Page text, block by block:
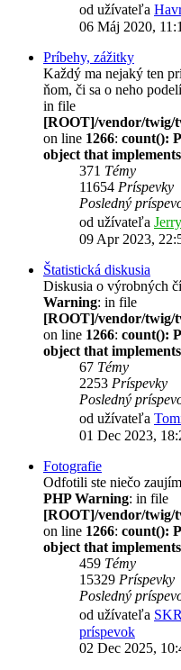
od užívateľa
06 Máj 2020,
Príbehy, zážitky
Každý ma nejaký ten
ňom, či sa o neho
in file
[ROOT]/vendor/twig/
on line 1266: count():
object that
371 Témy
11654 Príspevky
Posledný
od užívateľa Jerry
09 Apr 2023,
Štatistická diskusia
Diskusia o výrobných
Warning: in file
[ROOT]/vendor/twig/
on line 1266: count():
object that
67 Témy
2253 Príspevky
Posledný
od užívateľa
01 Dec 2023,
Fotografie
Odfotili ste niečo
PHP Warning: in file
[ROOT]/vendor/twig/
on line 1266: count():
object that
459 Témy
15329 Príspevky
Posledný
od užívateľa
príspevok
02 Dec 2025,